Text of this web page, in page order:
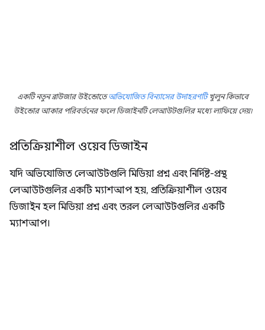
একটি নতুন ব্রাউজার উইন্ডোতেঅভিযোজিত বিন্যাসের উদাহরণটিখুলুন কিভাবে
উইন্ডোর আকার পরিবর্তনের ফলে ডিজাইনটি লেআউটগুলির মধ্যে লাফিয়ে দেয়৷
প্রতিক্রিয়াশীল ওয়েব ডিজাইন
যদি অভিযোজিত লেআউটগুলি মিডিয়া প্রশ্ন এবং নির্দিষ্ট-প্রস্থ
লেআউটগুলির একটি ম্যাশআপ হয়, প্রতিক্রিয়াশীল ওয়েব
ডিজাইন হল মিডিয়া প্রশ্ন এবং তরল লেআউটগুলির একটি
ম্যাশআপ।